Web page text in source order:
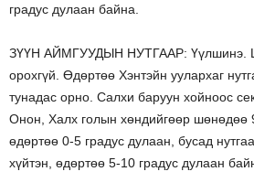
градус дулаан байна.
ЗҮҮН АЙМГУУДЫН НУТГААР: Үүлшинэ.
орохгүй. Өдөртөө Хэнтэйн уулархаг
тунадас орно. Салхи баруун хойноос
Онон, Халх голын хөндийгөөр шөнөдөө
өдөртөө 0-5 градус дулаан, бусад
хүйтэн, өдөртөө 5-10 градус дулаан